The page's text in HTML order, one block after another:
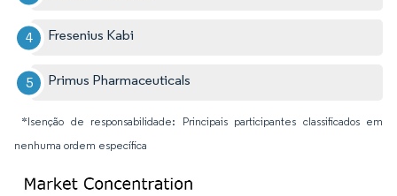
Fresenius Kabi
Primus Pharmaceuticals
*Isenção de responsabilidade: Principais participantes classificados em
nenhuma ordem específica